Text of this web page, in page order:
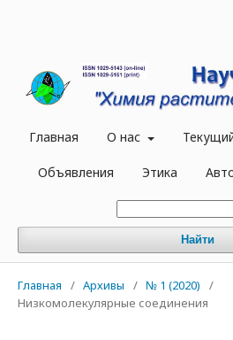
Главная О нас
Объявления Этика
Найти
Главная / Архивы / № 1 (2020)
/
Низкомолекулярные соединения